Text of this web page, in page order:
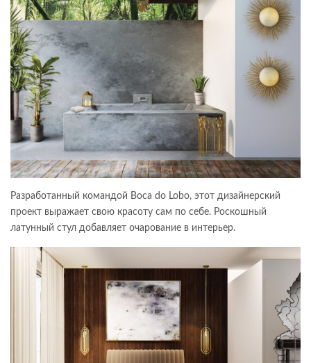
Разработанный командой Boca do Lobo, этот дизайнерский
проект выражает свою красоту сам по себе. Роскошный
латунный стул добавляет очарование в интерьер.